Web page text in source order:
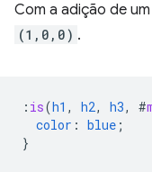
Com a adição de um
(1,0,0) .
: is(h1 , h2, h3, #
color : blue ;
}